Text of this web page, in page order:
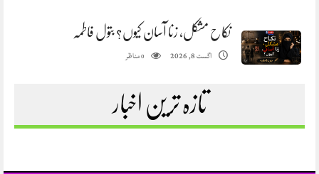
نکاح مشکل، زنا آسان کیوں؟ بتول فاطمہ
اگست 8, 2026 0مناظر
تازہ ترین اخبار